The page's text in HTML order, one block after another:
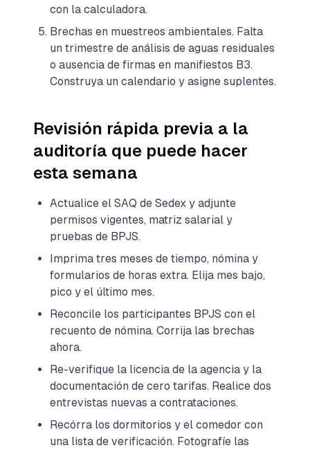
con la calculadora.
Brechas en muestreos ambientales. Falta
un trimestre de análisis de aguas residuales
o ausencia de firmas en manifiestos B3.
Construya un calendario y asigne suplentes.
Revisión rápida previa a la
auditoría que puede hacer
esta semana
Actualice el SAQ de Sedex y adjunte
permisos vigentes, matriz salarial y
pruebas de BPJS.
Imprima tres meses de tiempo, nómina y
formularios de horas extra. Elija mes bajo,
pico y el último mes.
Reconcile los participantes BPJS con el
recuento de nómina. Corrija las brechas
ahora.
Re-verifique la licencia de la agencia y la
documentación de cero tarifas. Realice dos
entrevistas nuevas a contrataciones.
Recórra los dormitorios y el comedor con
una lista de verificación. Fotografíe las